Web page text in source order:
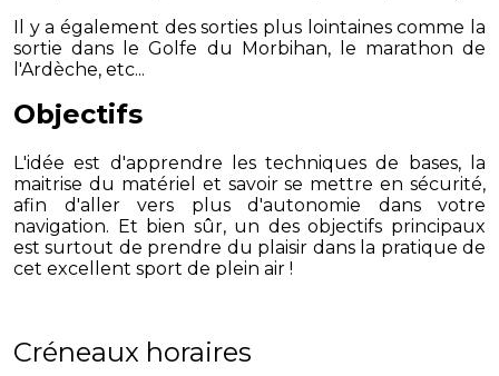
Il y a également des sorties plus lointaines comme la
sortie dans le Golfe du Morbihan, le marathon de
l'Ardèche, etc...
Objectifs
L'idée est d'apprendre les techniques de bases, la
maitrise du matériel et savoir se mettre en sécurité,
afin d'aller vers plus d'autonomie dans votre
navigation. Et bien sûr, un des objectifs principaux
est surtout de prendre du plaisir dans la pratique de
cet excellent sport de plein air !
Créneaux horaires